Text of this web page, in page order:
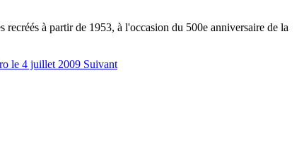
à partir de 1953, à l'occasion du 500e anniversaire de la
le 4 juillet 2009 Suivant